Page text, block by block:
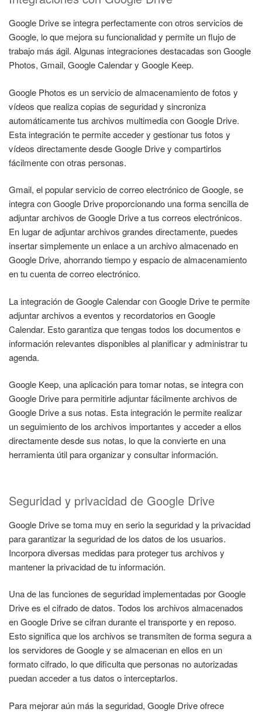
Google Drive se integra perfectamente con otros servicios de
Google, lo que mejora su funcionalidad y permite un flujo de
trabajo más ágil. Algunas integraciones destacadas son Google
Photos, Gmail, Google Calendar y Google Keep.
Google Photos es un servicio de almacenamiento de fotos y
vídeos que realiza copias de seguridad y sincroniza
automáticamente tus archivos multimedia con Google Drive.
Esta integración te permite acceder y gestionar tus fotos y
vídeos directamente desde Google Drive y compartirlos
fácilmente con otras personas.
Gmail, el popular servicio de correo electrónico de Google, se
integra con Google Drive proporcionando una forma sencilla de
adjuntar archivos de Google Drive a tus correos electrónicos.
En lugar de adjuntar archivos grandes directamente, puedes
insertar simplemente un enlace a un archivo almacenado en
Google Drive, ahorrando tiempo y espacio de almacenamiento
en tu cuenta de correo electrónico.
La integración de Google Calendar con Google Drive te permite
adjuntar archivos a eventos y recordatorios en Google
Calendar. Esto garantiza que tengas todos los documentos e
información relevantes disponibles al planificar y administrar tu
agenda.
Google Keep, una aplicación para tomar notas, se integra con
Google Drive para permitirle adjuntar fácilmente archivos de
Google Drive a sus notas. Esta integración le permite realizar
un seguimiento de los archivos importantes y acceder a ellos
directamente desde sus notas, lo que la convierte en una
herramienta útil para organizar y consultar información.
Seguridad y privacidad de Google Drive
Google Drive se toma muy en serio la seguridad y la privacidad
para garantizar la seguridad de los datos de los usuarios.
Incorpora diversas medidas para proteger tus archivos y
mantener la privacidad de tu información.
Una de las funciones de seguridad implementadas por Google
Drive es el cifrado de datos. Todos los archivos almacenados
en Google Drive se cifran durante el transporte y en reposo.
Esto significa que los archivos se transmiten de forma segura a
los servidores de Google y se almacenan en ellos en un
formato cifrado, lo que dificulta que personas no autorizadas
puedan acceder a tus datos o interceptarlos.
Para mejorar aún más la seguridad, Google Drive ofrece